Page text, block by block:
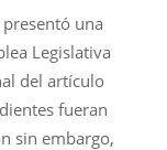
presentó una
Legislativa
del artículo
fueran
sin embargo,